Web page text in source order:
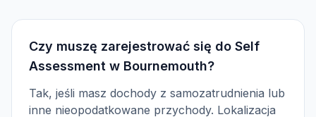
Czy muszę zarejestrować się do Self
Assessment w Bournemouth?
Tak, jeśli masz dochody z samozatrudnienia lub
inne nieopodatkowane przychody. Lokalizacja